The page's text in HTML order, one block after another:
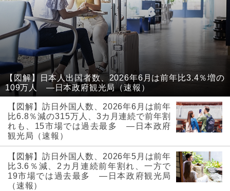
【図解】日本人出国者数、2026年6月は前年比3.4％増の
109万人 ―日本政府観光局（速報）
【図解】訪日外国人数、2026年6月は前年
比6.8％減の315万人、3カ月連続で前年割
れも、15市場では過去最多 ―日本政府
観光局（速報）
【図解】訪日外国人数、2026年5月は前年
比3.6％減、2カ月連続前年割れ、一方で
19市場では過去最多 ―日本政府観光局
（速報）